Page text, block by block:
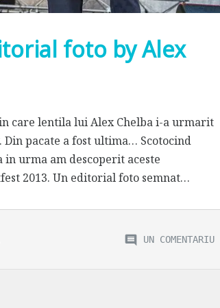
foto by Alex
care lentila lui Alex Chelba i-a urmarit
pacate a fost ultima… Scotocind
urma am descoperit aceste
2013. Un editorial foto semnat…
UN COMENTARIU